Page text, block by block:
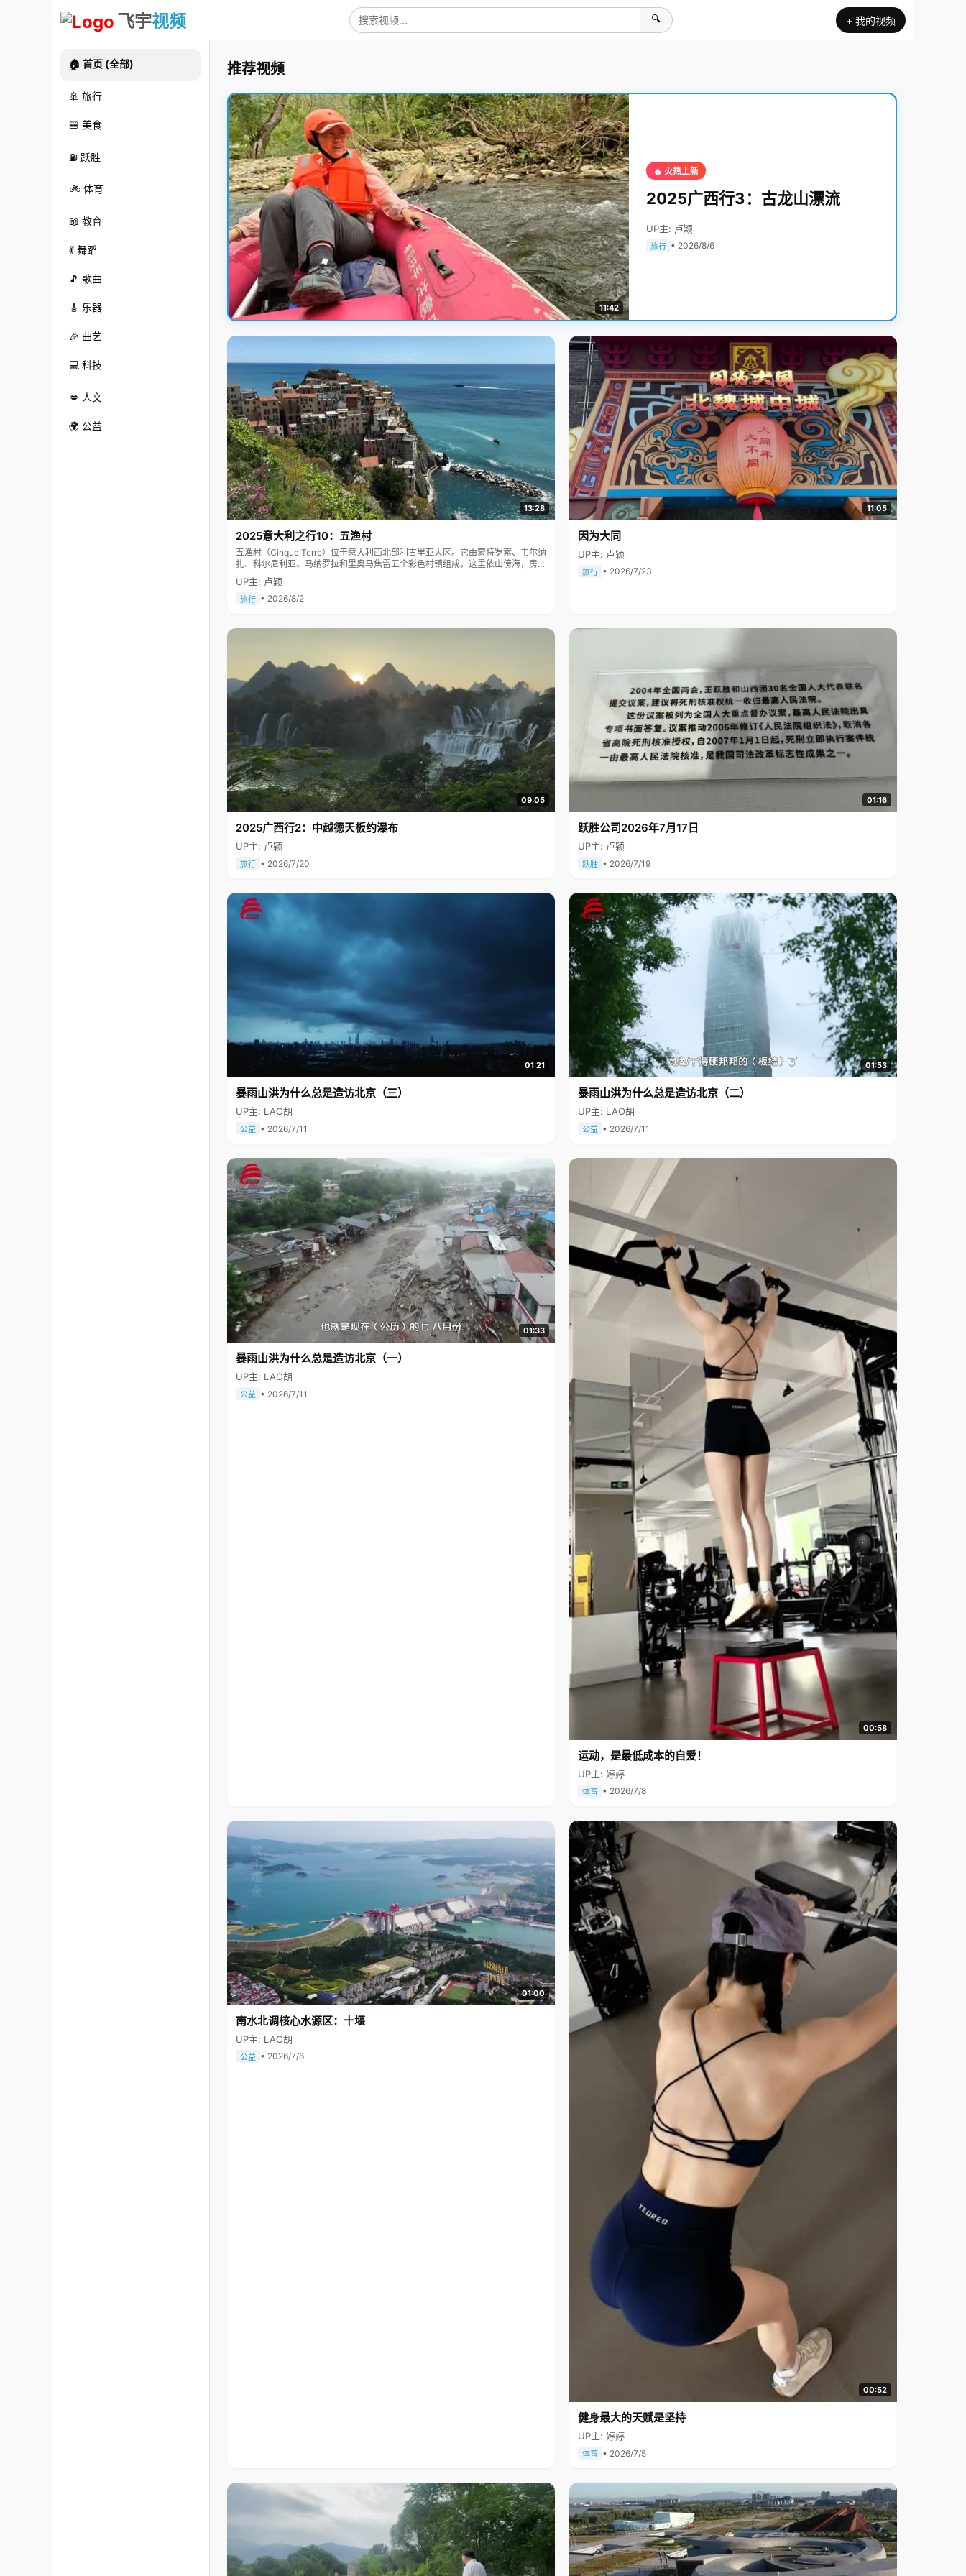
飞宇视频 🔍 + 我的视频
🏠 首页 (全部)
🚢 旅行
🍔 美食
⛽ 跃胜
🚲 体育
📖 教育
💃 舞蹈
🎵 歌曲
🎸 乐器
🎉 曲艺
💻 科技
💋 人文
🌍 公益
推荐视频
11:42
🔥 火热上新
2025广西行3：古龙山漂流
UP主: 卢颖
旅行 • 2026/8/6
13:28
2025意大利之行10：五渔村
五渔村（Cinque Terre）位于意大利西北部利古里亚大区。它由蒙特罗索、韦尔纳
扎、科尔尼利亚、马纳罗拉和里奥马焦雷五个彩色村镇组成。这里依山傍海，房屋
色彩斑斓，1997年被列为世界文化遗产。
UP主: 卢颖
旅行 • 2026/8/2
11:05
因为大同
UP主: 卢颖
旅行 • 2026/7/23
09:05
2025广西行2：中越德天板约瀑布
UP主: 卢颖
旅行 • 2026/7/20
01:16
跃胜公司2026年7月17日
UP主: 卢颖
跃胜 • 2026/7/19
01:21
暴雨山洪为什么总是造访北京（三）
UP主: LAO胡
公益 • 2026/7/11
01:53
暴雨山洪为什么总是造访北京（二）
UP主: LAO胡
公益 • 2026/7/11
01:33
暴雨山洪为什么总是造访北京（一）
UP主: LAO胡
公益 • 2026/7/11
00:58
运动，是最低成本的自爱！
UP主: 婷婷
体育 • 2026/7/8
01:00
南水北调核心水源区：十堰
UP主: LAO胡
公益 • 2026/7/6
00:52
健身最大的天赋是坚持
UP主: 婷婷
体育 • 2026/7/5